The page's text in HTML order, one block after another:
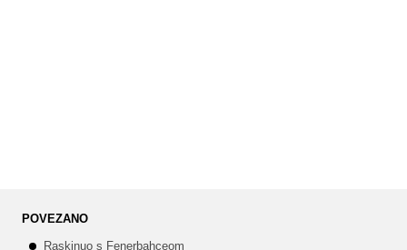
POVEZANO
Raskinuo s Fenerbahceom